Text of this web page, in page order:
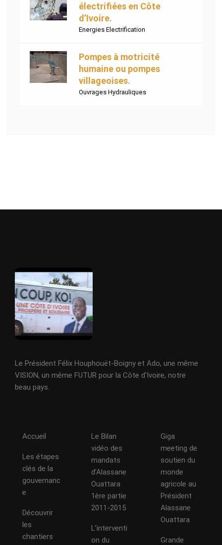
électrifiées en Côte
d’Ivoire.
Energies Electrification
Pompes à motricité
humaine ou pompes
villageoises.
Ouvrages Hydrauliques
Le Président Félix Houphouët-Boigny et Ado, une même
VISION, un même FUTUR pour la Côte d'Ivoire, notre
beau pays.
Accueil
Les étapes
clés de la
gouvernanc
e
Découvrir
les
chantiers
Le Bilan
vidéo des
mandats
d’Alassane
Ouattara
1ère partie
2011-2015
L’interventi
on du
Giga
meeting de
soutien du
monde
agricole au
Président
Alassane
Ouattara
Grande